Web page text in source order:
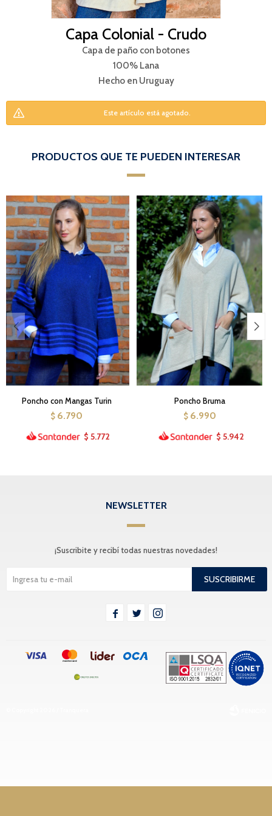
Capa Colonial - Crudo
Capa de paño con botones
100% Lana
Hecho en Uruguay
Este artículo está agotado.
PRODUCTOS QUE TE PUEDEN INTERESAR
Poncho con Mangas Turin
$ 6.790
$ 5.772
Poncho Bruma
$ 6.990
$ 5.942
NEWSLETTER
¡Suscribite y recibí todas nuestras novedades!
SUSCRIBIRME
  